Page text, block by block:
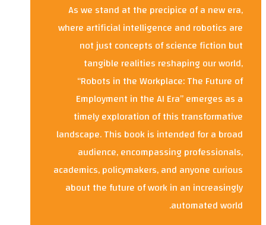
As we stand at the precipice of a new era,
where artificial intelligence and robotics are
not just concepts of science fiction but
tangible realities reshaping our world,
“Robots in the Workplace: The Future of
Employment in the AI Era” emerges as a
timely exploration of this transformative
landscape. This book is intended for a broad
audience, encompassing professionals,
academics, policymakers, and anyone curious
about the future of work in an increasingly
automated world.